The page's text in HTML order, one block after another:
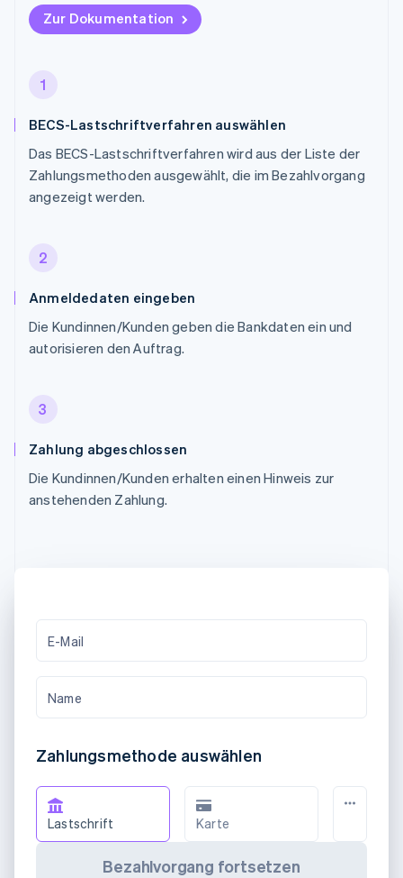
Zur Dokumentation
1
BECS-Lastschriftverfahren auswählen
Das BECS-Lastschriftverfahren wird aus der Liste der
Zahlungsmethoden ausgewählt, die im Bezahlvorgang
angezeigt werden.
2
Anmeldedaten eingeben
Die Kundinnen/Kunden geben die Bankdaten ein und
autorisieren den Auftrag.
3
Zahlung abgeschlossen
Die Kundinnen/Kunden erhalten einen Hinweis zur
anstehenden Zahlung.
E-Mail
Name
Zahlungsmethode auswählen
Lastschrift Karte
Bezahlvorgang fortsetzen